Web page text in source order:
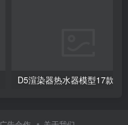
D5渲染器热水器模型17款